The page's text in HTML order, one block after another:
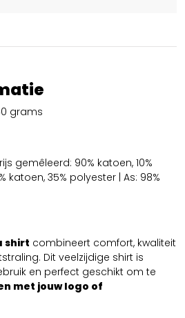
grams
gemêleerd: 90% katoen, 10%
katoen, 35% polyester | As: 98%
shirt combineert comfort, kwaliteit
Dit veelzijdige shirt is
en perfect geschikt om te
met jouw logo of